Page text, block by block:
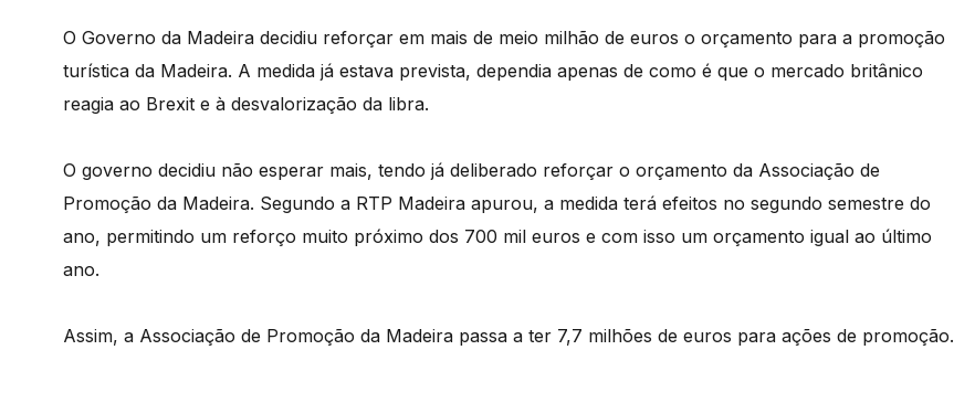
O Governo da Madeira decidiu reforçar em mais de meio milhão de euros o orçamento para a promoção
turística da Madeira. A medida já estava prevista, dependia apenas de como é que o mercado britânico
reagia ao Brexit e à desvalorização da libra.
O governo decidiu não esperar mais, tendo já deliberado reforçar o orçamento da Associação de
Promoção da Madeira. Segundo a RTP Madeira apurou, a medida terá efeitos no segundo semestre do
ano, permitindo um reforço muito próximo dos 700 mil euros e com isso um orçamento igual ao último
ano.
Assim, a Associação de Promoção da Madeira passa a ter 7,7 milhões de euros para ações de promoção.